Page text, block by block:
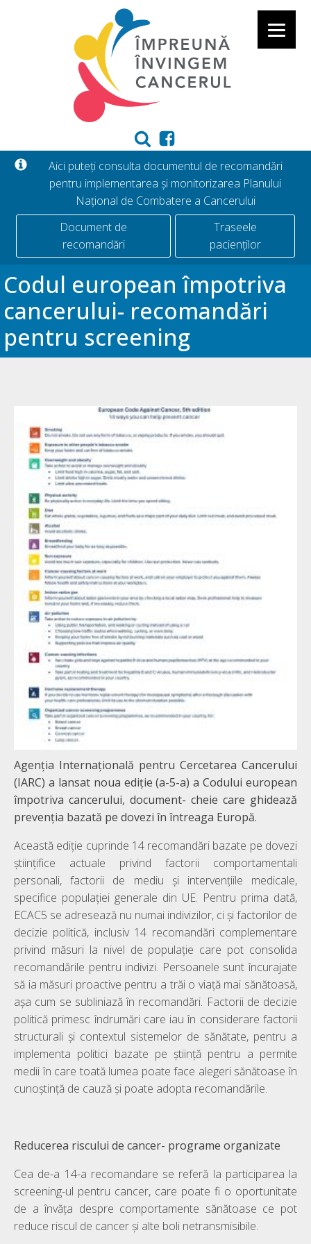
Aici puteți consulta documentul de recomandări
pentru implementarea și monitorizarea Planului
Național de Combatere a Cancerului
Document de
recomandări
Traseele
pacienților
Codul european împotriva
cancerului- recomandări
pentru screening
Agenția Internațională pentru Cercetarea Cancerului
(IARC) a lansat noua ediție (a-5-a) a Codului european
împotriva cancerului, document- cheie care ghidează
prevenția bazată pe dovezi în întreaga Europă.
Această ediție cuprinde 14 recomandări bazate pe dovezi
științifice actuale privind factorii comportamentali
personali, factorii de mediu și intervențiile medicale,
specifice populației generale din UE. Pentru prima dată,
ECAC5 se adresează nu numai indivizilor, ci și factorilor de
decizie politică, inclusiv 14 recomandări complementare
privind măsuri la nivel de populație care pot consolida
recomandările pentru indivizi. Persoanele sunt încurajate
să ia măsuri proactive pentru a trăi o viață mai sănătoasă,
așa cum se subliniază în recomandări. Factorii de decizie
politică primesc îndrumări care iau în considerare factorii
structurali și contextul sistemelor de sănătate, pentru a
implementa politici bazate pe știință pentru a permite
medii în care toată lumea poate face alegeri sănătoase în
cunoștință de cauză și poate adopta recomandările.
Reducerea riscului de cancer- programe organizate
Cea de-a 14-a recomandare se referă la participarea la
screening-ul pentru cancer, care poate fi o oportunitate
de a învăța despre comportamente sănătoase ce pot
reduce riscul de cancer și alte boli netransmisibile.